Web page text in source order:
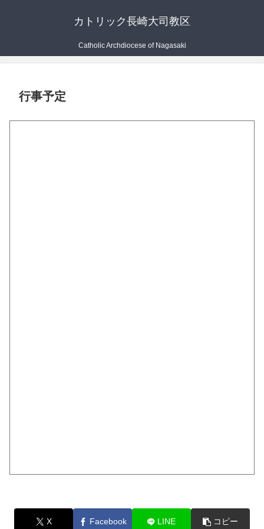
カトリック長崎大司教区
Catholic Archdiocese of Nagasaki
行事予定
X Facebook LINE コピー